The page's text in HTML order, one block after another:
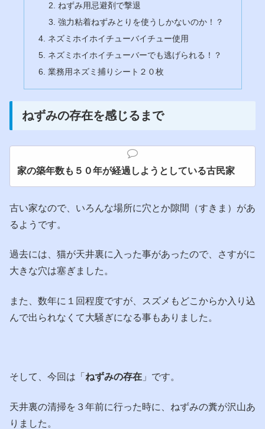
ねずみ用忌避剤で撃退
強力粘着ねずみとりを使うしかないのか！？
ネズミホイホイチューバイチュー使用
ネズミホイホイチューバーでも逃げられる！？
業務用ネズミ捕りシート２０枚
ねずみの存在を感じるまで
家の築年数も５０年が経過しようとしている古民家
古い家なので、いろんな場所に穴とか隙間（すきま）があ
るようです。
過去には、猫が天井裏に入った事があったので、さすがに
大きな穴は塞ぎました。
また、数年に１回程度ですが、スズメもどこからか入り込
んで出られなくて大騒ぎになる事もありました。
そして、今回は「 ねずみの存在 」です。
天井裏の清掃を３年前に行った時に、ねずみの糞が沢山あ
りました。